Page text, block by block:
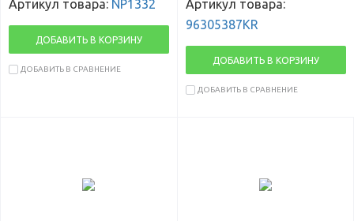
Артикул товара: NP1332
ДОБАВИТЬ В КОРЗИНУ
ДОБАВИТЬ В СРАВНЕНИЕ
Артикул товара:
96305387KR
ДОБАВИТЬ В КОРЗИНУ
ДОБАВИТЬ В СРАВНЕНИЕ